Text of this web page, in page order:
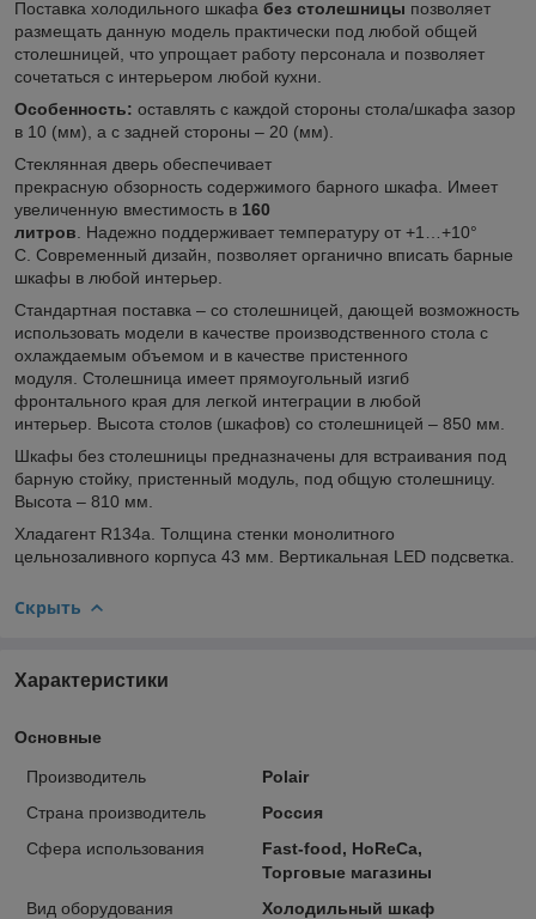
Поставка холодильного шкафа без столешницы позволяет
размещать данную модель практически под любой общей
столешницей, что упрощает работу персонала и позволяет
сочетаться с интерьером любой кухни.
Особенность: оставлять с каждой стороны стола/шкафа зазор
в 10 (мм), а с задней стороны – 20 (мм).
Стеклянная дверь обеспечивает
прекрасную обзорность содержимого барного шкафа. Имеет
увеличенную вместимость в 160
литров . Надежно поддерживает температуру от +1…+10°
С. Современный дизайн, позволяет органично вписать барные
шкафы в любой интерьер.
Стандартная поставка – со столешницей, дающей возможность
использовать модели в качестве производственного стола с
охлаждаемым объемом и в качестве пристенного
модуля. Столешница имеет прямоугольный изгиб
фронтального края для легкой интеграции в любой
интерьер. Высота столов (шкафов) со столешницей – 850 мм.
Шкафы без столешницы предназначены для встраивания под
барную стойку, пристенный модуль, под общую столешницу.
Высота – 810 мм.
Xладагент R134а. Толщина стенки монолитного
цельнозаливного корпуса 43 мм. Вертикальная LED подсветка.
Скрыть
Характеристики
Основные
Производитель
Polair
Страна производитель
Россия
Сфера использования
Fast-food, HoReCa,
Торговые магазины
Вид оборудования
Холодильный шкаф